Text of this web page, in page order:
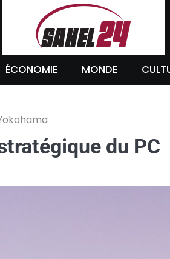
ÉCONOMIE MONDE
du PC